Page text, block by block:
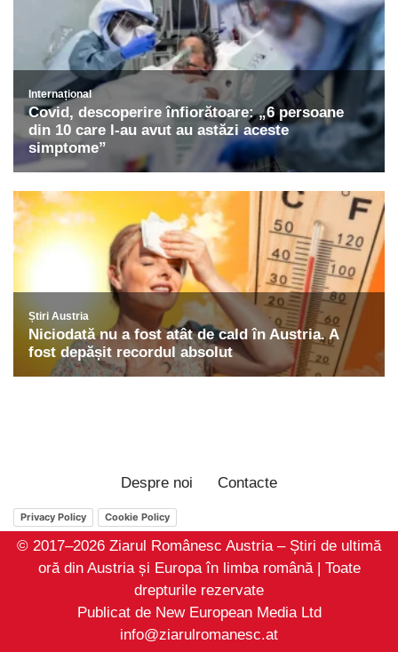
Despre noi Contacte
Privacy Policy Cookie Policy
© 2017–2026 Ziarul Românesc Austria – Știri de ultimă
oră din Austria și Europa în limba română | Toate
drepturile rezervate
Publicat de New European Media Ltd
info@ziarulromanesc.at